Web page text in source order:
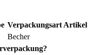
Verpackungsart Artikel
Becher